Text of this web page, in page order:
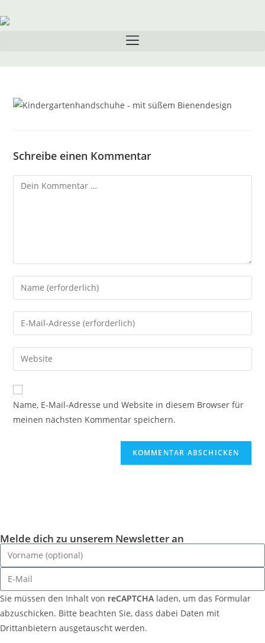
springen
Schreibe einen Kommentar
Name, E-Mail-Adresse und Website in diesem Browser für
meinen nächsten Kommentar speichern.
Melde dich zu unserem Newsletter an
Sie müssen den Inhalt von reCAPTCHA laden, um das Formular
abzuschicken. Bitte beachten Sie, dass dabei Daten mit
Drittanbietern ausgetauscht werden.